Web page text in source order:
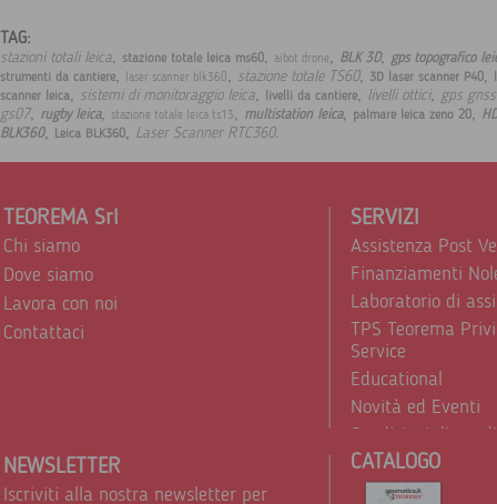
TAG:
stazioni totali leica, stazione totale leica ms60, aibot drone, BLK 3D, gps topografico
strumenti da cantiere, laser scanner blk360, stazione totale TS60, 3D laser scanner P40,
scanner leica, sistemi di monitoraggio leica, livelli da cantiere, livelli ottici, gps
gs07, rugby leica, stazione totale leica ts13, multistation leica, palmare leica zeno 20,
BLK360, Leica BLK360, Laser Scanner RTC360.
TEOREMA Srl
Chi siamo
Dove siamo
Lavora con noi
Contattaci
SERVIZI
Assistenza Post
Finanziamenti
Laboratorio di
TPS Teorema
Service
Educational
Novità ed Eventi
Condizioni di
Trattamento dei
NEWSLETTER
Iscriviti alla nostra newsletter per
CATALOGO